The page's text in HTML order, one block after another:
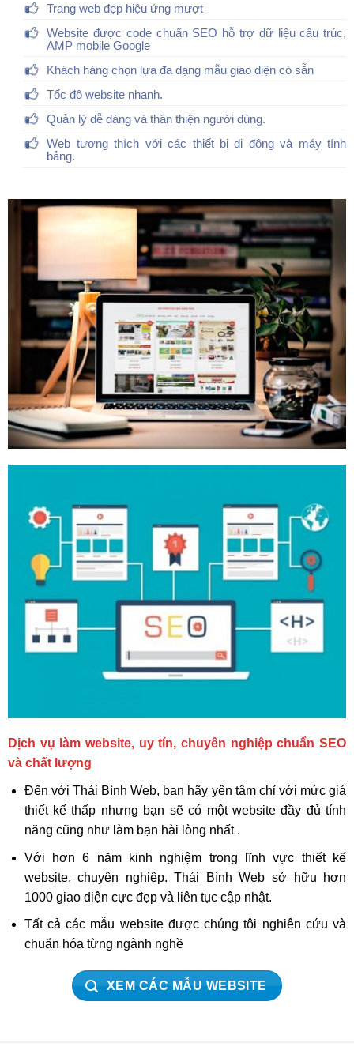
Trang web đẹp hiệu ứng mượt
Website được code chuẩn SEO hỗ trợ dữ liệu cấu trúc,
AMP mobile Google
Khách hàng chọn lựa đa dạng mẫu giao diện có sẵn
Tốc độ website nhanh.
Quản lý dễ dàng và thân thiện người dùng.
Web tương thích với các thiết bị di động và máy tính
bảng.
Dịch vụ làm website, uy tín, chuyên nghiệp chuẩn SEO
và chất lượng
Đến với Thái Bình Web, bạn hãy yên tâm chỉ với mức giá
thiết kế thấp nhưng bạn sẽ có một website đầy đủ tính
năng cũng như làm bạn hài lòng nhất .
Với hơn 6 năm kinh nghiệm trong lĩnh vực thiết kế
website, chuyên nghiệp. Thái Bình Web sở hữu hơn
1000 giao diện cực đẹp và liên tục cập nhật.
Tất cả các mẫu website được chúng tôi nghiên cứu và
chuẩn hóa từng ngành nghề
XEM CÁC MẪU WEBSITE